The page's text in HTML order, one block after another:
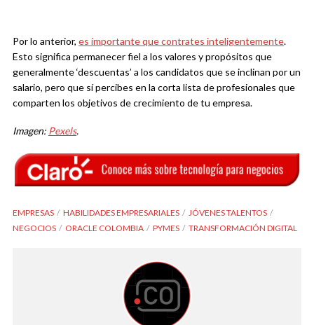
Por lo anterior, es importante que contrates inteligentemente.
Esto significa permanecer fiel a los valores y propósitos que
generalmente ‘descuentas’ a los candidatos que se inclinan por un
salario, pero que sí percibes en la corta lista de profesionales que
comparten los objetivos de crecimiento de tu empresa.
Imagen: Pexels.
EMPRESAS HABILIDADES EMPRESARIALES
JÓVENES TALENTOS
NEGOCIOS
ORACLE COLOMBIA PYMES TRANSFORMACIÓN DIGITAL